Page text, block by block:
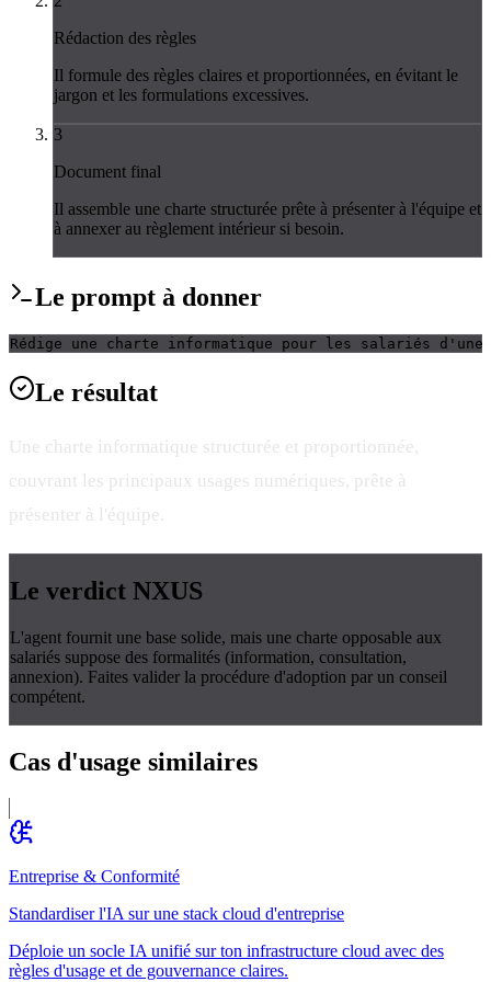
Rédaction des règles
Il formule des règles claires et proportionnées, en évitant le
jargon et les formulations excessives.
3
Document final
Il assemble une charte structurée prête à présenter à l'équipe et
à annexer au règlement intérieur si besoin.
Le prompt à donner
Rédige une charte informatique pour les salariés
Le résultat
Une charte informatique structurée et proportionnée,
couvrant les principaux usages numériques, prête à
présenter à l'équipe.
Le verdict NXUS
L'agent fournit une base solide, mais une charte opposable aux
salariés suppose des formalités (information, consultation,
annexion). Faites valider la procédure d'adoption par un conseil
compétent.
Cas d'usage similaires
Entreprise & Conformité
Standardiser l'IA sur une stack cloud d'entreprise
Déploie un socle IA unifié sur ton infrastructure cloud avec des
règles d'usage et de gouvernance claires.